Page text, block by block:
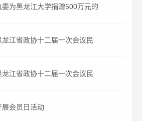
为黑龙江大学捐赠500万元的
江省政协十二届一次会议民
江省政协十二届一次会议民
会员日活动